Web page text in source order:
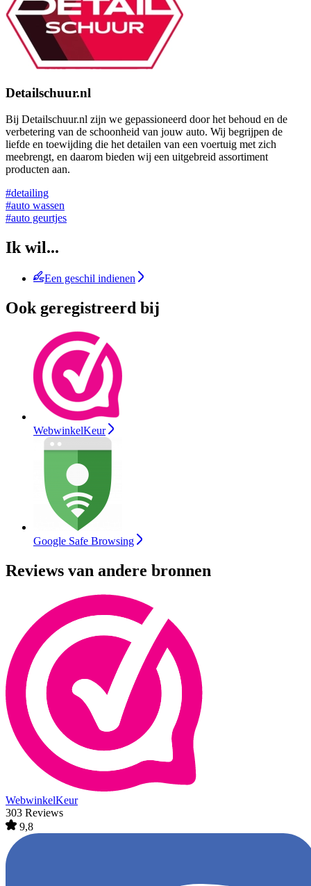
Detailschuur.nl
Bij Detailschuur.nl zijn we gepassioneerd door het behoud en de
verbetering van de schoonheid van jouw auto. Wij begrijpen de
liefde en toewijding die het detailen van een voertuig met zich
meebrengt, en daarom bieden wij een uitgebreid assortiment
producten aan.
#detailing
#auto wassen
#auto geurtjes
Ik wil...
Een geschil indienen
Ook geregistreerd bij
WebwinkelKeur
Google Safe Browsing
Reviews van andere bronnen
WebwinkelKeur
303 Reviews
9,8